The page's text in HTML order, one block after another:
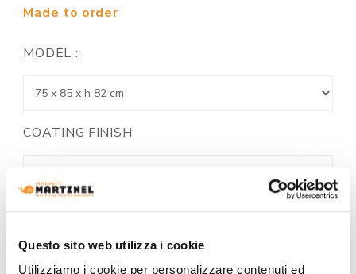
Questo sito web utilizza i cookie
Utilizziamo i cookie per personalizzare contenuti ed
Made to order
MODEL :
COATING FINISH:
COLOR: